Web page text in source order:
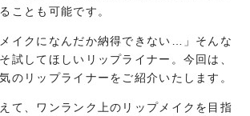
ことも可能です。
メイクになんだか納得できない…」そんな
試してほしいリップライナー。今回は、
のリップライナーをご紹介いたします。
て、ワンランク上のリップメイクを目指